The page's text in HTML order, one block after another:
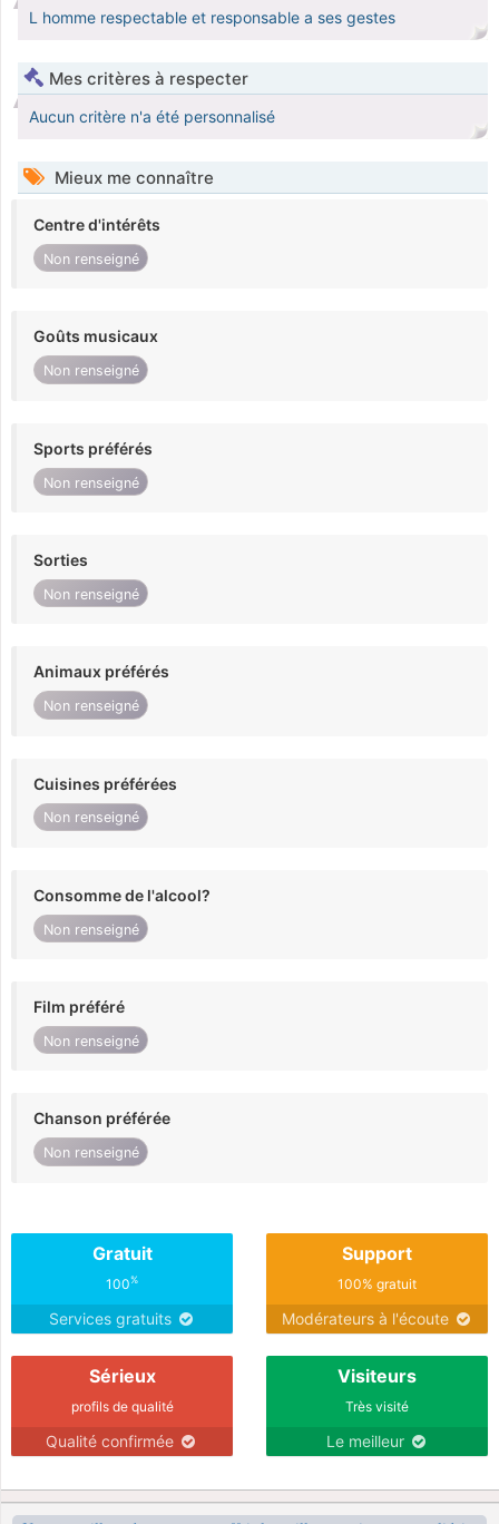
L homme respectable et responsable a ses gestes
Mes critères à respecter
Aucun critère n'a été personnalisé
Mieux me connaître
Centre d'intérêts
Non renseigné
Goûts musicaux
Non renseigné
Sports préférés
Non renseigné
Sorties
Non renseigné
Animaux préférés
Non renseigné
Cuisines préférées
Non renseigné
Consomme de l'alcool?
Non renseigné
Film préféré
Non renseigné
Chanson préférée
Non renseigné
Gratuit
100%
Services gratuits
Support
100% gratuit
Modérateurs à l'écoute
Sérieux
profils de qualité
Qualité confirmée
Visiteurs
Très visité
Le meilleur